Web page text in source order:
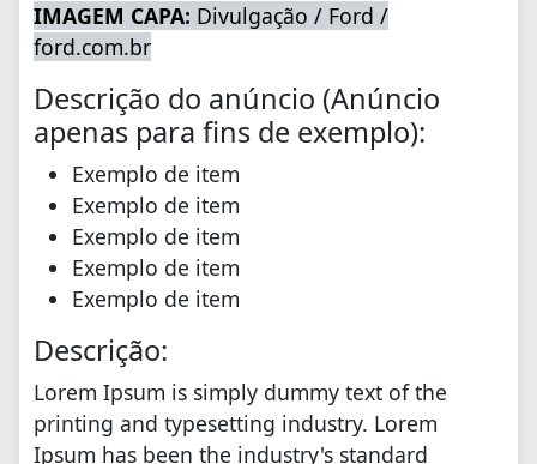
IMAGEM CAPA: Divulgação / Ford /
ford.com.br
Descrição do anúncio (Anúncio
apenas para fins de exemplo):
Exemplo de item
Exemplo de item
Exemplo de item
Exemplo de item
Exemplo de item
Descrição:
Lorem Ipsum is simply dummy text of the
printing and typesetting industry. Lorem
Ipsum has been the industry's standard